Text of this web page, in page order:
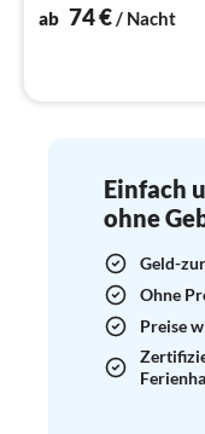
ab 74€/ Nacht
Einfach
ohne
Geld-
Ohne
Preise